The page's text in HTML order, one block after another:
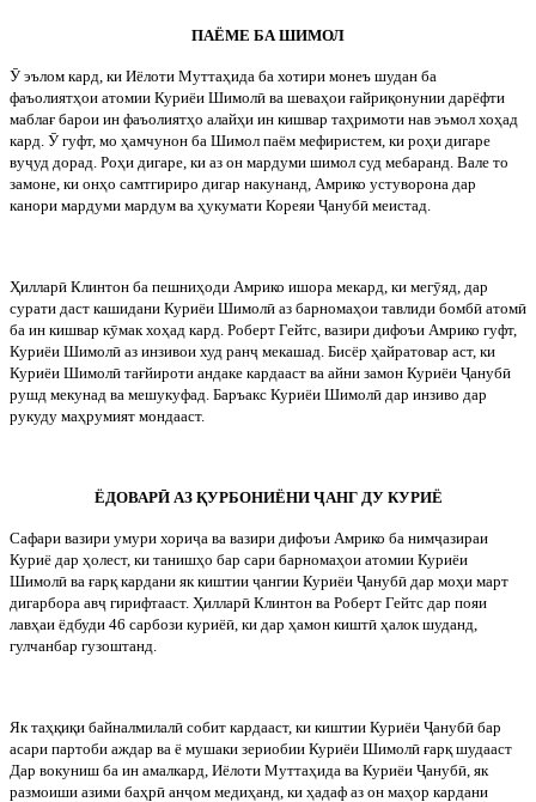
ПАЁМЕ БА ШИМОЛ
Ӯ эълом кард, ки Иёлоти Муттаҳида ба хотири монеъ шудан ба
фаъолиятҳои атомии Куриёи Шимолӣ ва шеваҳои ғайриқонунии дарёфти
маблағ барои ин фаъолиятҳо алайҳи ин кишвар таҳримоти нав эъмол хоҳад
кард. Ӯ гуфт, мо ҳамчунон ба Шимол паём мефиристем, ки роҳи дигаре
вуҷуд дорад. Роҳи дигаре, ки аз он мардуми шимол суд мебаранд. Вале то
замоне, ки онҳо самтгириро дигар накунанд, Амрико устуворона дар
канори мардуми мардум ва ҳукумати Кореяи Ҷанубӣ меистад.
Ҳилларӣ Клинтон ба пешниҳоди Амрико ишора мекард, ки мегӯяд, дар
сурати даст кашидани Куриёи Шимолӣ аз барномаҳои тавлиди бомбӣ атомӣ
ба ин кишвар кӯмак хоҳад кард. Роберт Гейтс, вазири дифоъи Амрико гуфт,
Куриёи Шимолӣ аз инзивои худ ранҷ мекашад. Бисёр ҳайратовар аст, ки
Куриёи Шимолӣ тағйироти андаке кардааст ва айни замон Куриёи Ҷанубӣ
рушд мекунад ва мешукуфад. Баръакс Куриёи Шимолӣ дар инзиво дар
рукуду маҳрумият мондааст.
ЁДОВАРӢАЗ ҚУРБОНИЁНИ ҶАНГ ДУ КУРИЁ
Сафари вазири умури хориҷа ва вазири дифоъи Амрико ба нимҷазираи
Куриё дар ҳолест, ки танишҳо бар сари барномаҳои атомии Куриёи
Шимолӣ ва ғарқ кардани як киштии ҷангии Куриёи Ҷанубӣ дар моҳи март
дигарбора авҷ гирифтааст. Ҳилларӣ Клинтон ва Роберт Гейтс дар пояи
лавҳаи ёдбуди 46 сарбози куриёӣ , ки дар ҳамон киштӣ ҳалок шуданд,
гулчанбар гузоштанд.
Як таҳқиқи байналмилалӣ собит кардааст, ки киштии Куриёи Ҷанубӣ бар
асари партоби аждар ва ё мушаки зериобии Куриёи Шимолӣ ғарқ шудааст
Дар вокуниш ба ин амалкард, Иёлоти Муттаҳида ва Куриёи Ҷанубӣ , як
размоиши азими баҳрӣ анҷом медиҳанд, ки ҳадаф аз он маҳор кардани